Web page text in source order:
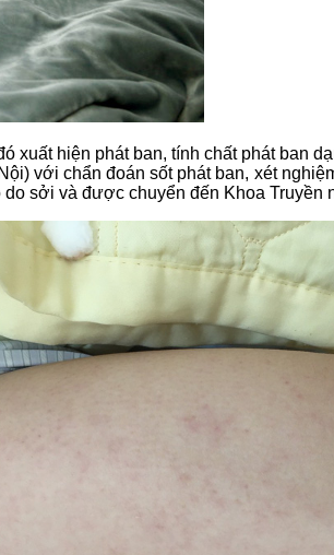
xuất hiện phát ban, tính chất phát ban
với chẩn đoán sốt phát ban, xét
sởi và được chuyển đến Khoa Truyền